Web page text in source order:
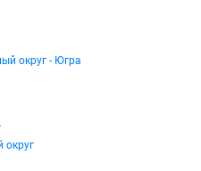
округ - Югра
округ